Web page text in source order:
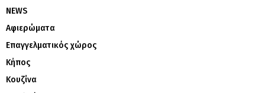
NEWS
Αφιερώματα
Επαγγελματικός χώρος
Κήπος
Κουζίνα